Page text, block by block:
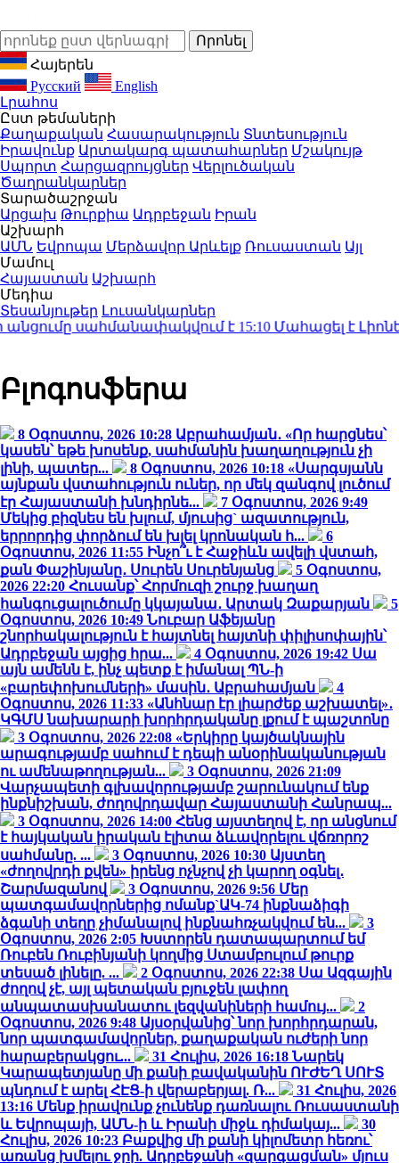
Հայերեն
Русский
English
Լրահոս
Ըստ թեմաների
Քաղաքական Հասարակություն Տնտեսություն
Իրավունք Արտակարգ պատահարներ Մշակույթ
Սպորտ Հարցազրույցներ Վերլուծական
Ծաղրանկարներ
Տարածաշրջան
Արցախ Թուրքիա Ադրբեջան Իրան
Աշխարհ
ԱՄՆ Եվրոպա Մերձավոր Արևելք Ռուսաստան Այլ
Մամուլ
Հայաստան Աշխարհ
Մեդիա
Տեսանյութեր Լուսանկարներ
սահմանափակվում է15:10 Մահացել է Լիոնել
Բլոգոսֆերա
8 Օգոստոս, 2026 10:28 Աբրահամյան․ «Որ հարցնես՝
կասեն՝ եթե խոսենք, սահմանին խաղաղություն չի
լինի, պատեր...
8 Օգոստոս, 2026 10:18 «Սարգսյանն
այնքան վստահություն ուներ, որ մեկ զանգով լուծում
էր Հայաստանի խնդիրնե...
7 Օգոստոս, 2026 9:49
Մեկից բիզնես են խլում, մյուսից` ազատություն,
երրորդից փորձում են խլել կրոնական հ...
6
Օգոստոս, 2026 11:55 Ինչո՞ւ է Հաջիևն ավելի վստահ,
քան Փաշինյանը․ Սուրեն Սուրենյանց
5 Օգոստոս,
2026 22:20 Հուսանք՝ Հորմուզի շուրջ խաղաղ
հանգուցալուծումը կկայանա․ Արտակ Զաքարյան
5
Օգոստոս, 2026 10:49 Նուբար Աֆեյանը
շնորհակալություն է հայտնել հայտնի փիլիսոփային՝
Ադրբեջան այցից հրա...
4 Օգոստոս, 2026 19:42 Սա
այն ամենն է, ինչ պետք է իմանալ ՊՆ-ի
«բարեփոխումների» մասին․ Աբրահամյան
4
Օգոստոս, 2026 11:33 «Անհնար էր լիարժեք աշխատել»․
ԿԳՄՍ նախարարի խորհրդականը լքում է պաշտոնը
3 Օգոստոս, 2026 22:08 «Երկիրը կայծակնային
արագությամբ սահում է դեպի անօրինականության
ու ամենաթողության...
3 Օգոստոս, 2026 21:09
Վարչապետի գլխավորությամբ շարունակում ենք
ինքնիշխան, ժողովրդավար Հայաստանի Հանրապ...
3 Օգոստոս, 2026 14:00 Հենց այստեղով է, որ անցնում
է հայկական իրական էլիտա ձևավորելու վճռորոշ
սահմանը. ...
3 Օգոստոս, 2026 10:30 Այստեղ
«ժողովրդի քվեն» իրենց ոչնչով չի կարող օգնել․
Շարմազանով
3 Օգոստոս, 2026 9:56 Մեր
պատգամավորներից ոմանք`ԱԿ-74 ինքնաձիգի
ձգանի տեղը չիմանալով ինքնահռչակվում են...
3
Օգոստոս, 2026 2:05 Խստորեն դատապարտում եմ
Ռուբեն Ռուբինյանի կողմից Ստամբուլում թուրք
տեսած լինելը. ...
2 Օգոստոս, 2026 22:38 Սա Ազգային
ժողով չէ, այլ պետական բյուջեն լափող
անպատասխանատու լեզվանիների համույ...
2
Օգոստոս, 2026 9:48 Այսօրվանից՝ նոր խորհրդարան,
նոր պատգամավորներ, քաղաքական ուժերի նոր
հարաբերակցու...
31 Հուլիս, 2026 16:18 Նարեկ
Կարապետյանը մի քանի բավականին ՈՒԺԵՂ ՍՈՒՏ
պնդում է արել ՀԷՑ-ի վերաբերյալ. Ռ...
31 Հուլիս, 2026
13:16 Մենք իրավունք չունենք դառնալու Ռուսաստանի
և Եվրոպայի, ԱՄՆ-ի և Իրանի միջև դիմակայ...
30
Հուլիս, 2026 10:23 Բաքվից մի քանի կիլոմետր հեռու՝
առանց խմելու ջրի. Ադրբեջանի «զարգացման» մյուս